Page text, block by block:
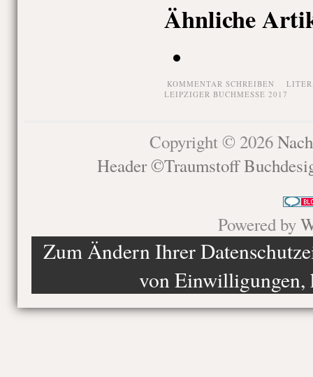
Ähnliche
KOMMENTAR SCHREIBEN
LEIPZIGER BUCHMESSE 2017
Copyright © 2026
Header ©Traumstoff
Powered by
Zum Ändern Ihrer
von